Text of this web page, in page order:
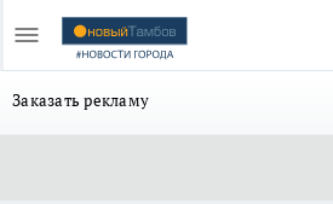
Заказать рекламу